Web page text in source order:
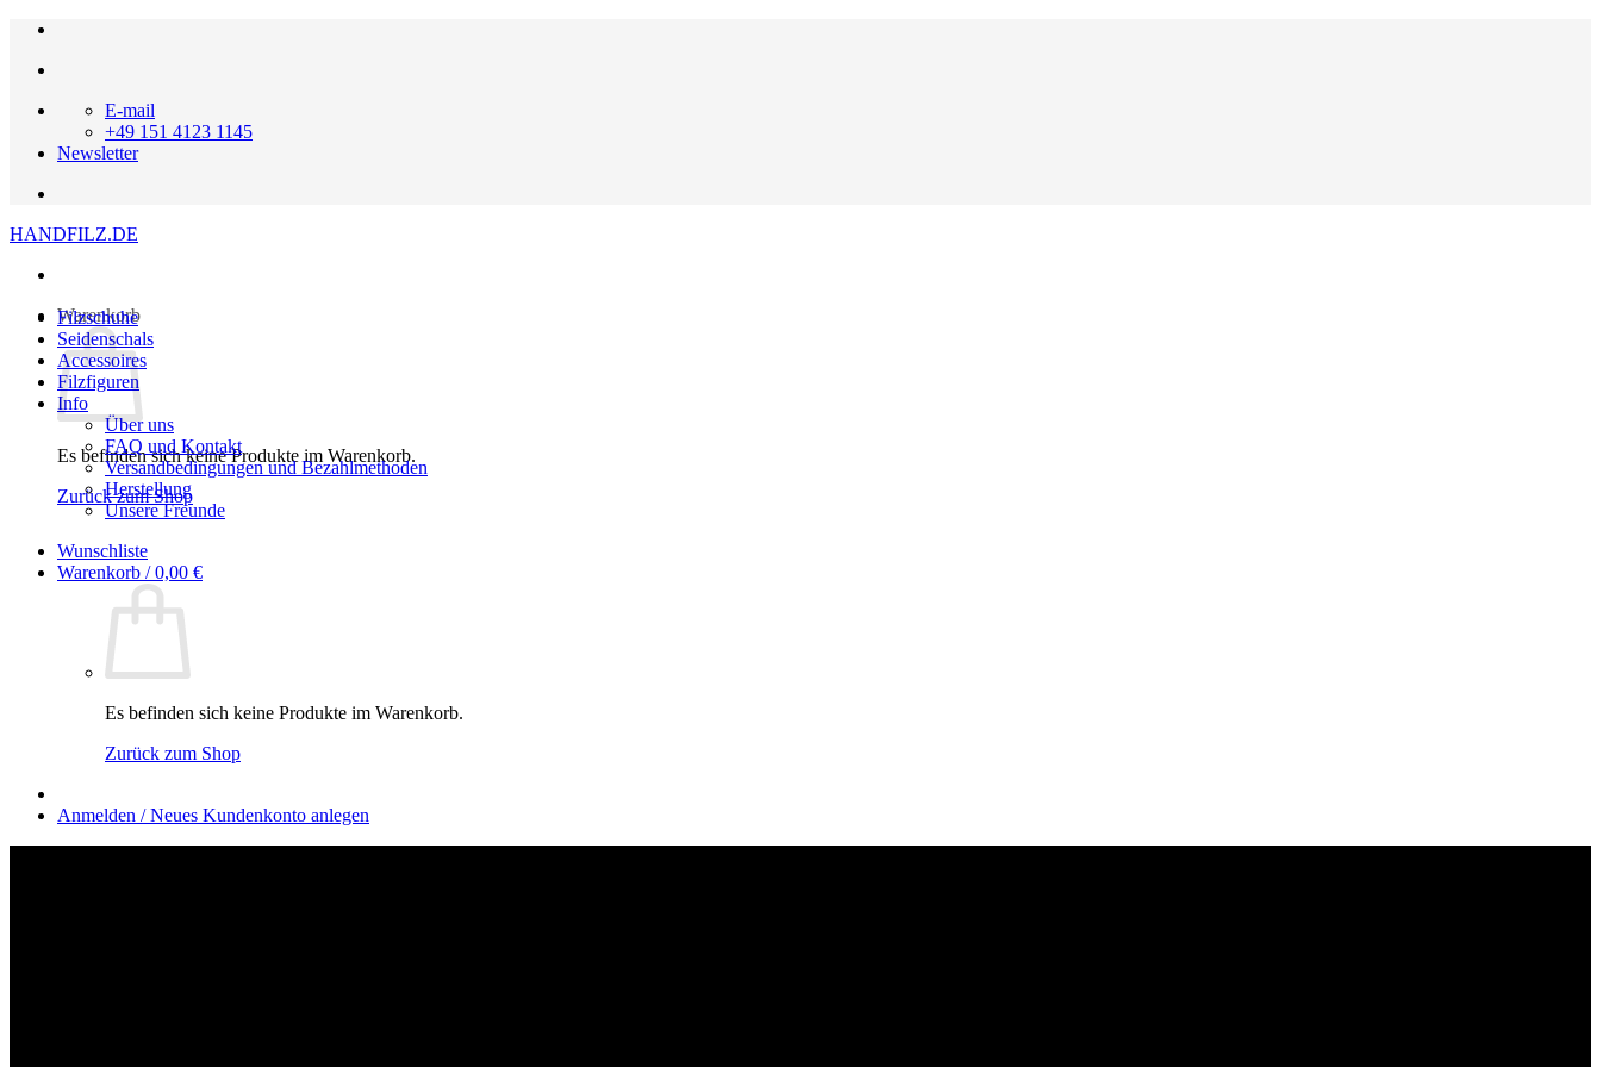
Zum
springen
E-mail
+49 151 4123 1145
Newsletter
HANDFILZ.DE
Warenkorb
Es befinden sich keine Produkte im Warenkorb.
Zurück zum Shop
Filzschuhe
Seidenschals
Accessoires
Filzfiguren
Info
Über uns
FAQ und Kontakt
Versandbedingungen und Bezahlmethoden
Herstellung
Unsere Freunde
Wunschliste
Warenkorb /0,00 €
Es befinden sich keine Produkte im Warenkorb.
Zurück zum Shop
Anmelden / Neues Kundenkonto anlegen